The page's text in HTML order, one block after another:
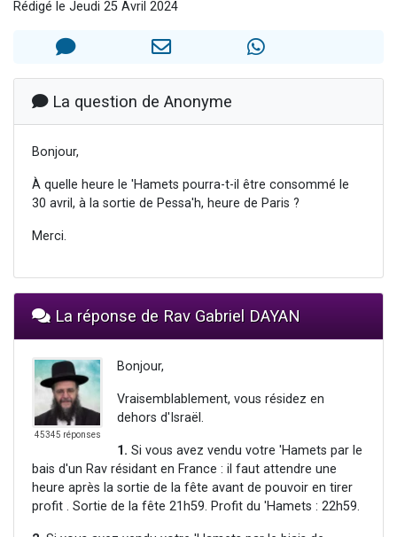
12 nouvelles musiques dans Torah-Box Music
2 personnes viennent de nous rejoindre sur WhatsApp
Rédigé le Jeudi 25 Avril 2024
La question de Anonyme
Bonjour,
À quelle heure le 'Hamets pourra-t-il être consommé le
30 avril, à la sortie de Pessa'h, heure de Paris ?
Merci.
La réponse de Rav Gabriel DAYAN
45345 réponses
Bonjour,
Vraisemblablement, vous résidez en
dehors d'Israël.
1. Si vous avez vendu votre 'Hamets par le
bais d'un Rav résidant en France : il faut attendre une
heure après la sortie de la fête avant de pouvoir en tirer
profit . Sortie de la fête 21h59. Profit du 'Hamets : 22h59.